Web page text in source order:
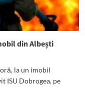
din Albești
la un imobil
ISU Dobrogea, pe